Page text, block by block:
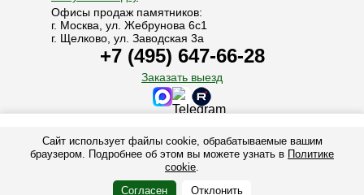
Офисы продаж памятников:
г. Москва, ул. Жебрунова 6с1
г. Щелково, ул. Заводская 3а
+7 (495) 647-66-28
Заказать выезд
© 1986-2025. Все права защищены.
Обелиск М - производство памятников, надгробий и мемориальных
комплексов из гранита в Москве и Подмосковье. Заказать памятник на
могилу у производителя.
+7 (495) 647-66-28 +7 (925) 006-30-60
Telegram
Сайт использует файлы cookie, обрабатываемые вашим
браузером. Подробнее об этом вы можете узнать в Политике
cookie.
Согласен
Отклонить